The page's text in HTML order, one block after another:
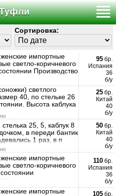
Сортировка:
импортные
светло-коричневого
Производство
95 бр.
Испания
36
б/у
светлого
40, по стельке 26
Высота каблука
25 бр.
Китай
40
б/у
25, 5, каблук 8
в переди бантик
1 раз, в п
50 бр.
Китай
40
б/у
импортные
светло-коричневого
110 бр.
Испания
36
б/у
импортные
105 бр.